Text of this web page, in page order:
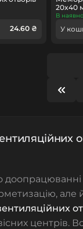
24.60 ₴
20x40
В
У
центрів.